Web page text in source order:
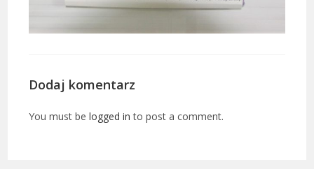
Dodaj komentarz
You must belogged in to post a comment.